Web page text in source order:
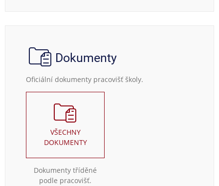
Dokumenty
Oficiální dokumenty pracovišť školy.
VŠECHNY
DOKUMENTY
Dokumenty tříděné
podle pracovišť.